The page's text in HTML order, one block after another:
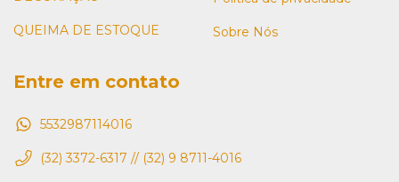
QUEIMA DE ESTOQUE Sobre Nós
Entre em contato
5532987114016
(32) 3372-6317 // (32) 9 8711-4016